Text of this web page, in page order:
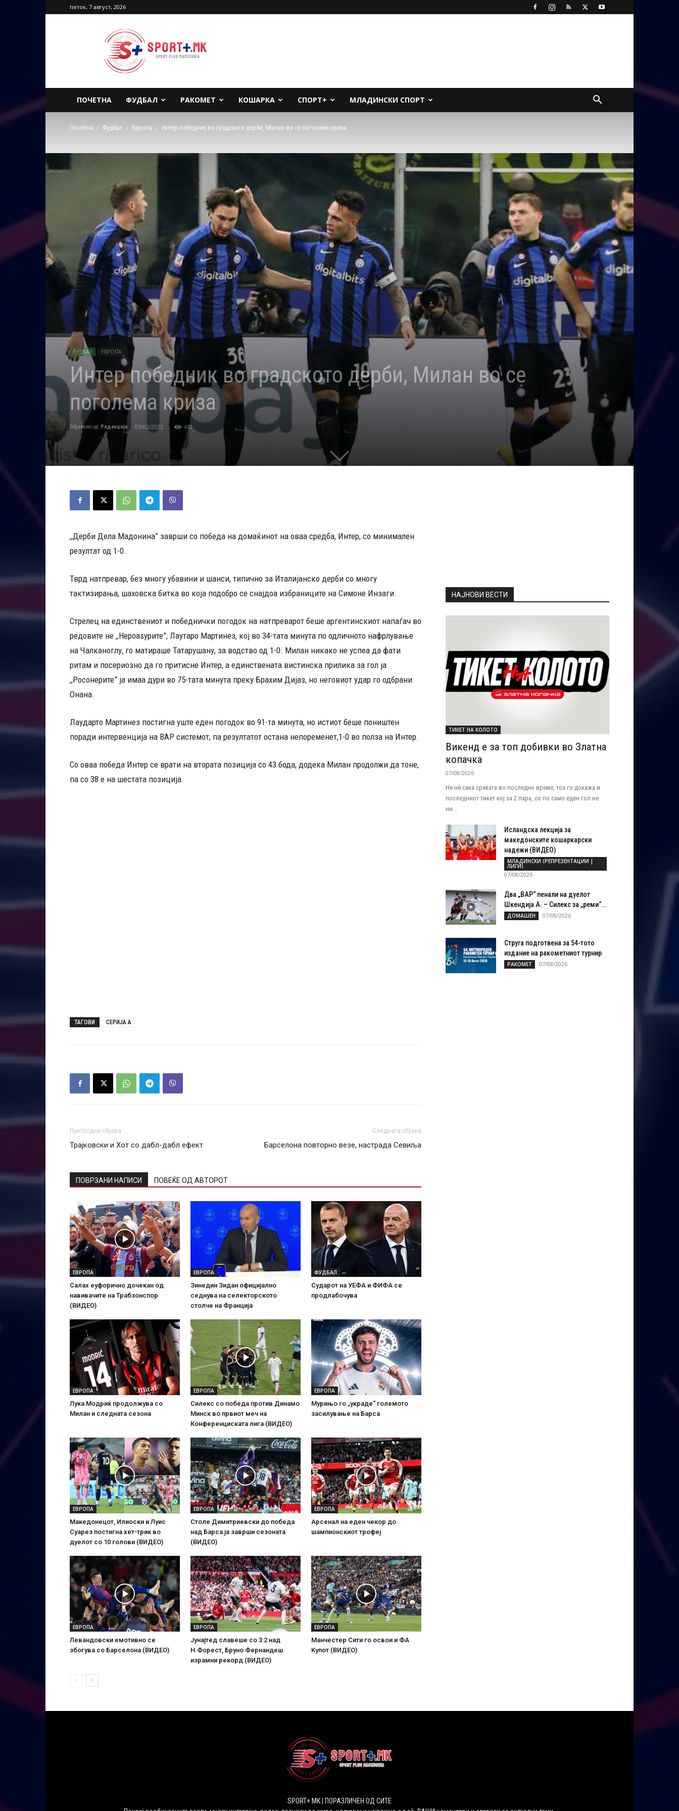
петок, 7 август, 2026
Sport
Plus
Macedonia
ПОЧЕТНА ФУДБАЛ РАКОМЕТ КОШАРКА СПОРТ+ МЛАДИНСКИ СПОРТ
Почетна Фудбал Европа Интер победник во градското дерби, Милан во се поголема криза
ФУДБАЛ ЕВРОПА
Интер победник во градското дерби, Милан во се
поголема криза
Објавено од Редакција - 05/02/2023 451
,,Дерби Дела Мадонина” заврши со победа на домаќинот на оваа средба, Интер, со минимален
резултат од 1-0.
Тврд натпревар, без многу убавини и шанси, типично за Италијанско дерби со многу
тактизирања, шаховска битка во која подобро се снајдоа избраниците на Симоне Инзаги.
Стрелец на единствениот и победнички погодок на натпреварот беше аргентинскиот напаѓач во
редовите не ,,Нероаѕурите”, Лаутаро Мартинез, кој во 34-тата минута по одличното нафрлување
на Чалканоглу, го матираше Татарушану, за водство од 1-0. Милан никако не успеа да фати
ритам и посериозно да го притисне Интер, а единствената вистинска прилика за гол ја
,,Росонерите” ја имаа дури во 75-тата минута преку Брахим Дијаз, но неговиот удар го одбрани
Онана.
Лаударто Мартинез постигна уште еден погодок во 91-та минута, но истиот беше поништен
поради интервенција на ВАР системот, па резултатот остана непоременет,1-0 во полза на Интер.
Со оваа победа Интер се врати на втората позиција со 43 бода, додека Милан продолжи да тоне,
па со 38 е на шестата позиција.
ТАГОВИ СЕРИЈА А
Претходна објава
Трајковски и Хот со дабл-дабл ефект
Следната објава
Барселона повторно везе, настрада Севиља
ПОВРЗАНИ НАПИСИ ПОВЕЌЕ ОД АВТОРОТ
ЕВРОПА
Салах еуфорично дочекан од
навивачите на Трабзонспор
(ВИДЕО)
ЕВРОПА
Зинедин Зидан официјално
седнува на селекторското
столче на Франција
ФУДБАЛ
Сударот на УЕФА и ФИФА се
продлабочува
ЕВРОПА
Лука Модриќ продолжува со
Милан и следната сезона
ЕВРОПА
Силекс со победа против Динамо
Минск во првиот меч на
Конференциската лига (ВИДЕО)
ЕВРОПА
Мурињо го „украде“ големото
засилување на Барса
ЕВРОПА
Македонецот, Илиоски и Луис
Суарез постигна хет-трик во
дуелот со 10 голови (ВИДЕО)
ЕВРОПА
Столе Димитриевски до победа
над Барса ја заврши сезоната
(ВИДЕО)
ЕВРОПА
Арсенал на еден чекор до
шампионскиот трофеј
ЕВРОПА
Левандовски емотивно се
збогува со Барселона (ВИДЕО)
ЕВРОПА
Јунајтед славеше со 3:2 над
Н.Форест, Бруно Фернандеш
израмни рекорд (ВИДЕО)
ЕВРОПА
Манчестер Сити го освои и ФА
Купот (ВИДЕО)
НАЈНОВИ ВЕСТИ
ТИКЕТ НА КОЛОТО
Викенд е за топ добивки во Златна
копачка
07/08/2026
Не нѐ сака среќата во последно време, тоа го докажа и
последниот тикет кој за 2 пара, со по само еден гол не
ни...
Исландска лекција за
македонските кошаркарски
надежи (ВИДЕО)
МЛАДИНСКИ (РЕПРЕЗЕНТАЦИИ |
ЛИГИ)
07/08/2026
Два „ВАР“ пенали на дуелот
Шкендија А. – Силекс за „реми“...
ДОМАШЕН 07/08/2026
Струга подготвена за 54-тото
издание на ракометниот турнир
РАКОМЕТ 07/08/2026
SPORT+ MK | ПОРАЗЛИЧЕН ОД СИТЕ